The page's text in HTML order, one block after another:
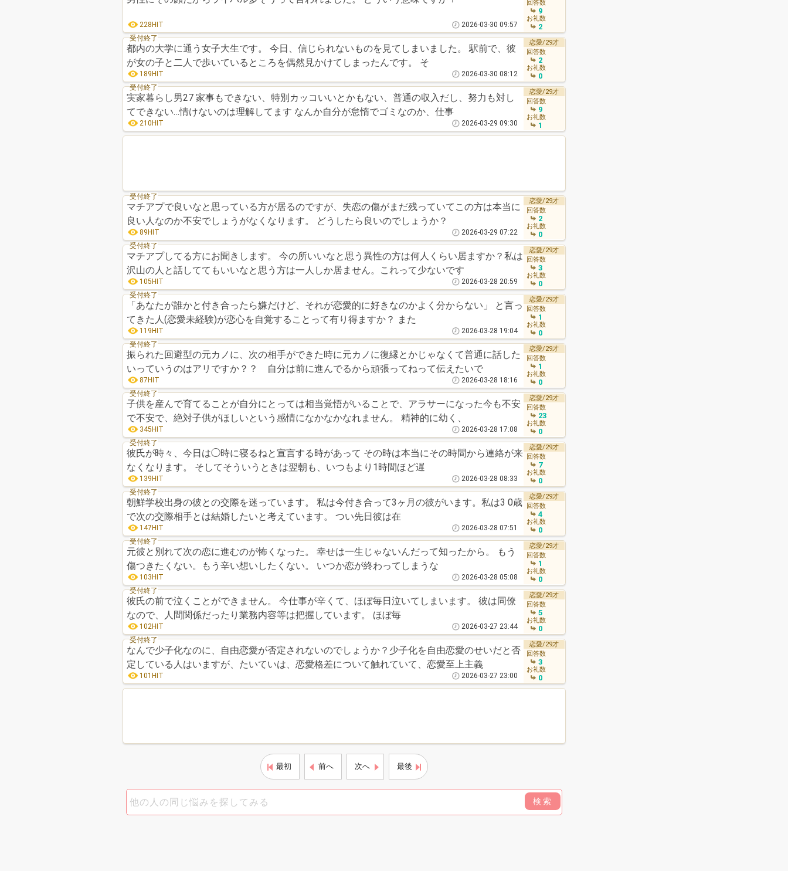
228HIT 2026-03-30 09:57
回答数
9
お礼数
2
受付終了
都内の大学に通う女子大生です。 今日、信じられないものを見てしまいました。 駅前で、彼
が女の子と二人で歩いているところを偶然見かけてしまったんです。 ​そ
189HIT 2026-03-30 08:12
恋愛/29才
回答数
2
お礼数
0
受付終了
実家暮らし男27 家事もできない、特別カッコいいとかもない、普通の収入だし、努力も対し
てできない…情けないのは理解してます なんか自分が怠惰でゴミなのか、仕事
210HIT 2026-03-29 09:30
恋愛/29才
回答数
9
お礼数
1
受付終了
マチアプで良いなと思っている方が居るのですが、失恋の傷がまだ残っていてこの方は本当に
良い人なのか不安でしょうがなくなります。 どうしたら良いのでしょうか？
89HIT 2026-03-29 07:22
恋愛/29才
回答数
2
お礼数
0
受付終了
マチアプしてる方にお聞きします。 今の所いいなと思う異性の方は何人くらい居ますか？私は
沢山の人と話しててもいいなと思う方は一人しか居ません。これって少ないです
105HIT 2026-03-28 20:59
恋愛/29才
回答数
3
お礼数
0
受付終了
「あなたが誰かと付き合ったら嫌だけど、それが恋愛的に好きなのかよく分からない」 と言っ
てきた人(恋愛未経験)が恋心を自覚することって有り得ますか？ また
119HIT 2026-03-28 19:04
恋愛/29才
回答数
1
お礼数
0
受付終了
振られた回避型の元カノに、次の相手ができた時に元カノに復縁とかじゃなくて普通に話した
いっていうのはアリですか？？ 自分は前に進んでるから頑張ってねって伝えたいで
87HIT 2026-03-28 18:16
恋愛/29才
回答数
1
お礼数
0
受付終了
子供を産んで育てることが自分にとっては相当覚悟がいることで、アラサーになった今も不安
で不安で、絶対子供がほしいという感情になかなかなれません。 精神的に幼く、
345HIT 2026-03-28 17:08
恋愛/29才
回答数
23
お礼数
0
受付終了
彼氏が時々、今日は◯時に寝るねと宣言する時があって その時は本当にその時間から連絡が来
なくなります。 そしてそういうときは翌朝も、いつもより1時間ほど遅
139HIT 2026-03-28 08:33
恋愛/29才
回答数
7
お礼数
0
受付終了
朝鮮学校出身の彼との交際を迷っています。 私は今付き合って3ヶ月の彼がいます。私は3 0歳
で次の交際相手とは結婚したいと考えています。 つい先日彼は在
147HIT 2026-03-28 07:51
恋愛/29才
回答数
4
お礼数
0
受付終了
元彼と別れて次の恋に進むのが怖くなった。 幸せは一生じゃないんだって知ったから。 もう
傷つきたくない。もう辛い想いしたくない。 いつか恋が終わってしまうな
103HIT 2026-03-28 05:08
恋愛/29才
回答数
1
お礼数
0
受付終了
彼氏の前で泣くことができません。 今仕事が辛くて、ほぼ毎日泣いてしまいます。 彼は同僚
なので、人間関係だったり業務内容等は把握しています。 ほぼ毎
102HIT 2026-03-27 23:44
恋愛/29才
回答数
5
お礼数
0
受付終了
なんで少子化なのに、自由恋愛が否定されないのでしょうか？少子化を自由恋愛のせいだと否
定している人はいますが、たいていは、恋愛格差について触れていて、恋愛至上主義
101HIT 2026-03-27 23:00
恋愛/29才
回答数
3
お礼数
0
最初 前へ 次へ 最後
検索